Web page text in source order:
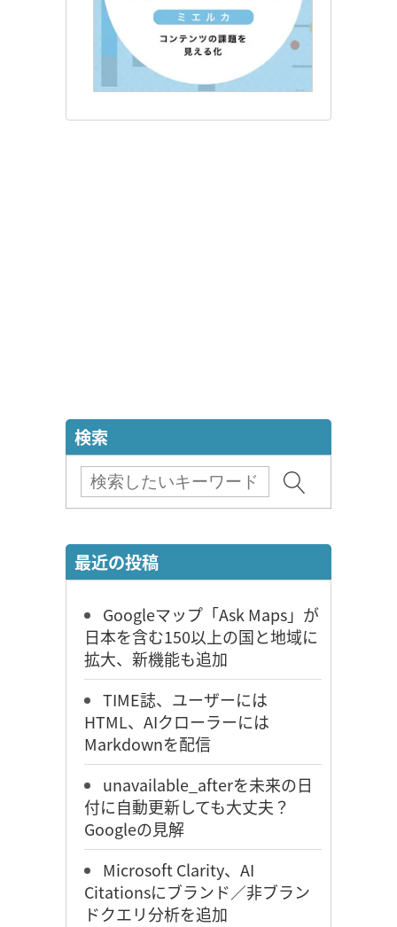
検索
最近の投稿
Googleマップ「Ask Maps」が
日本を含む150以上の国と地域に
拡大、新機能も追加
TIME誌、ユーザーには
HTML、AIクローラーには
Markdownを配信
unavailable_afterを未来の日
付に自動更新しても大丈夫？
Googleの見解
Microsoft Clarity、AI
Citationsにブランド／非ブラン
ドクエリ分析を追加